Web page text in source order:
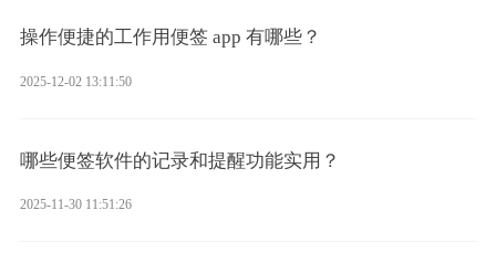
操作便捷的工作用便签 app 有哪些？
2025-12-02 13:11:50
哪些便签软件的记录和提醒功能实用？
2025-11-30 11:51:26